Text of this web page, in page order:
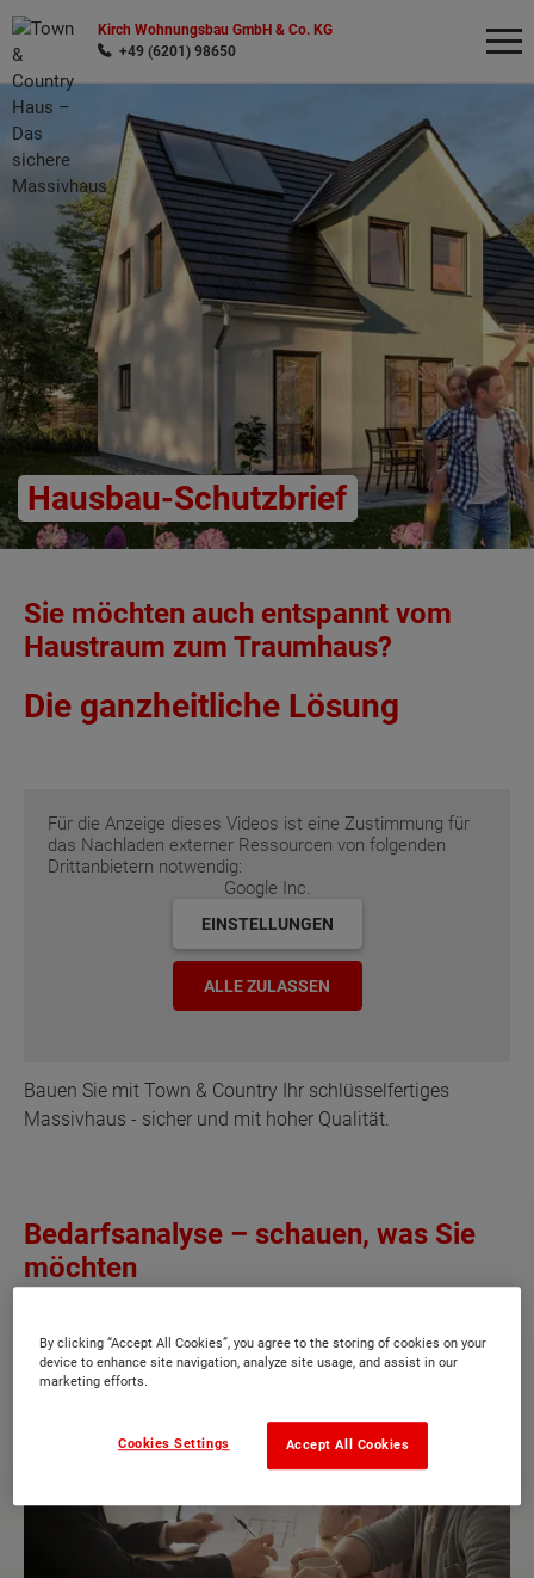
Kirch Wohnungsbau GmbH & Co. KG
+49 (6201) 98650
Hausbau-Schutzbrief
Sie möchten auch entspannt vom
Haustraum zum Traumhaus?
Die ganzheitliche Lösung
Für die Anzeige dieses Videos ist eine Zustimmung für
das Nachladen externer Ressourcen von folgenden
Drittanbietern notwendig:
Google Inc.
EINSTELLUNGEN
ALLE ZULASSEN
Bauen Sie mit Town & Country Ihr schlüsselfertiges
Massivhaus - sicher und mit hoher Qualität.
Bedarfsanalyse – schauen, was Sie
möchten
Wonach möchten Sie suchen?
By clicking “Accept All Cookies”, you agree to the storing of cookies on your
device to enhance site navigation, analyze site usage, and assist in our
marketing efforts.
Accept All Cookies
Cookies Settings